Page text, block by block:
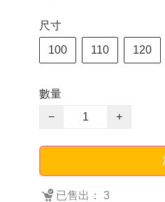
尺寸
100 110 120
數量
−
+
已售出： 3